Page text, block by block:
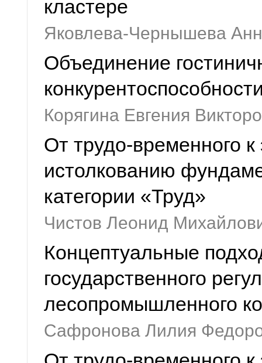
кластере
Яковлева-Чернышева
Объединение
Корягина Евгения
От трудо-временного к
истолкованию
категории «Труд»
Чистов Леонид
Концептуальные
государственного
лесопромышленного
Сафронова Лилия